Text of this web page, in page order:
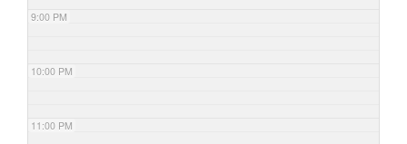
9:00 PM
10:00 PM
11:00 PM